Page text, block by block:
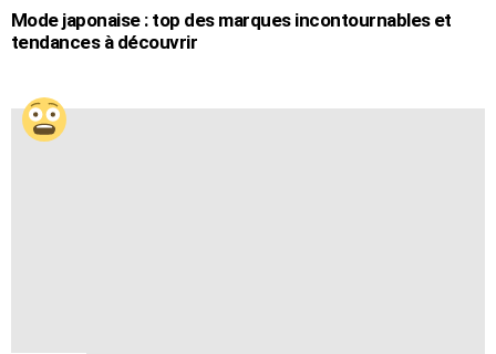
Mode japonaise : top des marques incontournables et
tendances à découvrir